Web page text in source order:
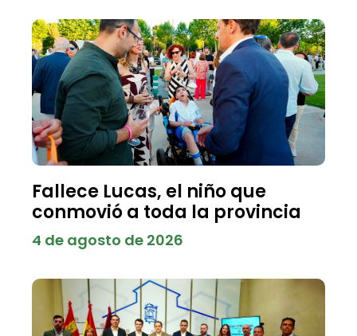
Fallece Lucas, el niño que
conmovió a toda la provincia
4 de agosto de 2026